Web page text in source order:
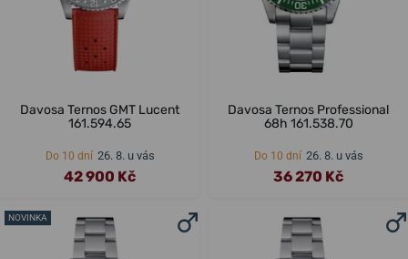
Davosa Ternos GMT Lucent
161.594.65
Do 10 dní 26. 8. u vás
42 900 Kč
Davosa Ternos Professional
68h 161.538.70
Do 10 dní 26. 8. u vás
36 270 Kč
NOVINKA